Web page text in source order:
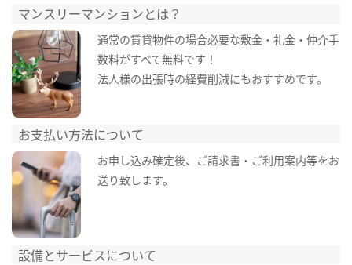
マンスリーマンションとは？
通常の賃貸物件の場合必要な敷金・礼金・仲介手
数料がすべて無料です！
法人様の出張時の経費削減にもおすすめです。
お支払い方法について
お申し込み確定後、ご請求書・ご利用案内等をお
送り致します。
設備とサービスについて